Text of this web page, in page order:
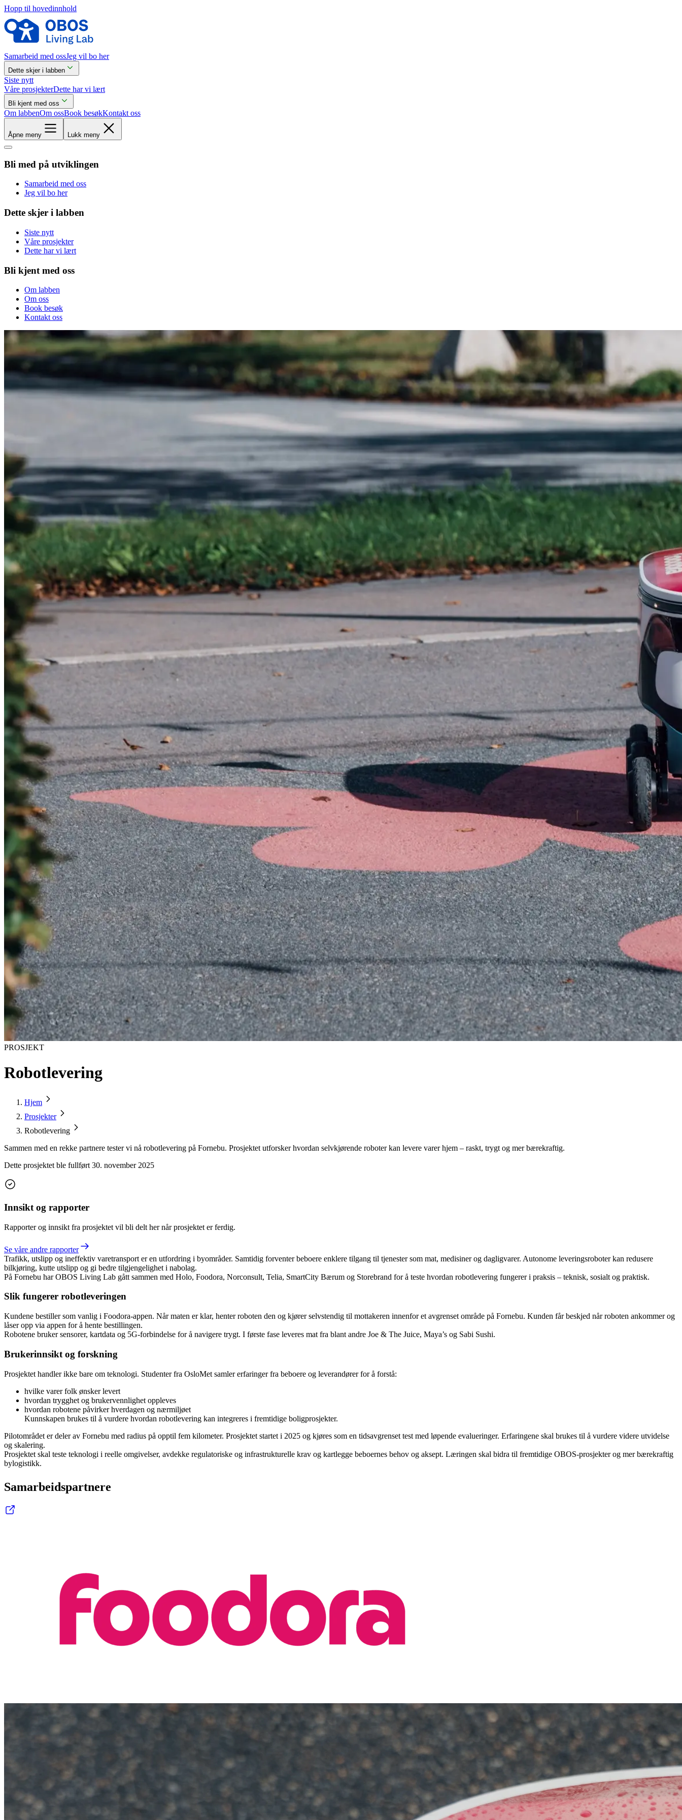
Hopp til hovedinnhold
Samarbeid med ossJeg vil bo her
Dette skjer i labben
Siste nytt
Våre prosjekterDette har vi lært
Bli kjent med oss
Om labbenOm ossBook besøkKontakt oss
Åpne meny Lukk meny
Bli med på utviklingen
Samarbeid med oss
Jeg vil bo her
Dette skjer i labben
Siste nytt
Våre prosjekter
Dette har vi lært
Bli kjent med oss
Om labben
Om oss
Book besøk
Kontakt oss
PROSJEKT
Robotlevering
Hjem
Prosjekter
Robotlevering
Sammen med en rekke partnere tester vi nå robotlevering på Fornebu. Prosjektet utforsker hvordan selvkjørende roboter kan levere varer hjem – raskt, trygt og mer bærekraftig.
Dette prosjektet ble fullført 30. november 2025
Innsikt og rapporter
Rapporter og innsikt fra prosjektet vil bli delt her når prosjektet er ferdig.
Se våre andre rapporter
Trafikk, utslipp og ineffektiv varetransport er en utfordring i byområder. Samtidig forventer beboere enklere tilgang til tjenester som mat, medisiner og dagligvarer. Autonome leveringsroboter kan redusere
bilkjøring, kutte utslipp og gi bedre tilgjengelighet i nabolag.
På Fornebu har OBOS Living Lab gått sammen med Holo, Foodora, Norconsult, Telia, SmartCity Bærum og Storebrand for å teste hvordan robotlevering fungerer i praksis – teknisk, sosialt og praktisk.
Slik fungerer robotleveringen
Kundene bestiller som vanlig i Foodora-appen. Når maten er klar, henter roboten den og kjører selvstendig til mottakeren innenfor et avgrenset område på Fornebu. Kunden får beskjed når roboten ankommer og
låser opp via appen for å hente bestillingen.
Robotene bruker sensorer, kartdata og 5G-forbindelse for å navigere trygt. I første fase leveres mat fra blant andre Joe & The Juice, Maya’s og Sabi Sushi.
Brukerinnsikt og forskning
Prosjektet handler ikke bare om teknologi. Studenter fra OsloMet samler erfaringer fra beboere og leverandører for å forstå:
hvilke varer folk ønsker levert
hvordan trygghet og brukervennlighet oppleves
hvordan robotene påvirker hverdagen og nærmiljøet
Kunnskapen brukes til å vurdere hvordan robotlevering kan integreres i fremtidige boligprosjekter.
Pilotområdet er deler av Fornebu med radius på opptil fem kilometer. Prosjektet startet i 2025 og kjøres som en tidsavgrenset test med løpende evalueringer. Erfaringene skal brukes til å vurdere videre utvidelse
og skalering.
Prosjektet skal teste teknologi i reelle omgivelser, avdekke regulatoriske og infrastrukturelle krav og kartlegge beboernes behov og aksept. Læringen skal bidra til fremtidige OBOS-prosjekter og mer bærekraftig
bylogistikk.
Samarbeidspartnere